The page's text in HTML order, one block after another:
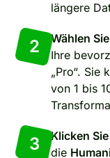
längere
2 Wählen
Ihre
„Pro“. Sie
von 1 bis
3 Klicken
die